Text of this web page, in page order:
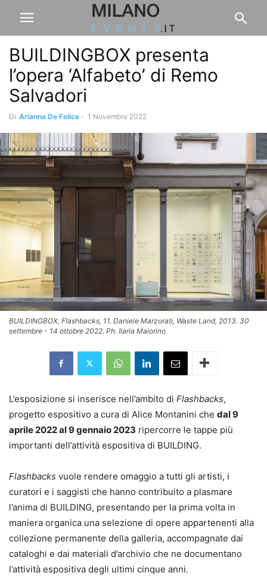
BUILDINGBOX presenta
l’opera ‘Alfabeto’ di Remo
Salvadori
Di Arianna De Felice - 1 Novembre 2022
BUILDINGBOX, Flashbacks, 11. Daniele Marzorati, Waste Land, 2013. 30
settembre - 14 ottobre 2022. Ph. Ilaria Maiorino
L’esposizione si inserisce nell’ambito di Flashbacks,
progetto espositivo a cura di Alice Montanini che dal 9
aprile 2022 al 9 gennaio 2023 ripercorre le tappe più
importanti dell’attività espositiva di BUILDING.
Flashbacks vuole rendere omaggio a tutti gli artisti, i
curatori e i saggisti che hanno contribuito a plasmare
l’anima di BUILDING, presentando per la prima volta in
maniera organica una selezione di opere appartenenti alla
collezione permanente della galleria, accompagnate dai
cataloghi e dai materiali d’archivio che ne documentano
l’attività espositiva degli ultimi cinque anni.